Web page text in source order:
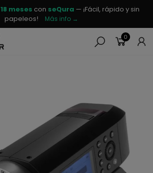
18 meses con seQura — ¡Fácil, rápido y sin
papeleos!
Más info →
0